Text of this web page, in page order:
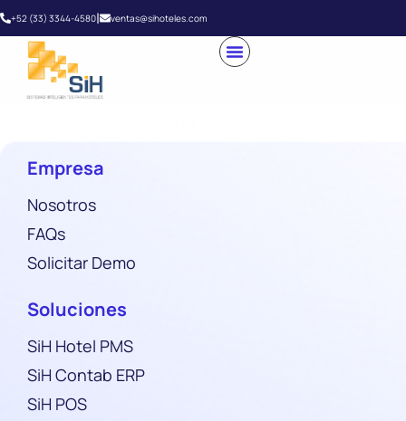
+52 (33) 3344-4580| ventas@sihoteles.com
Empresa
Nosotros
FAQs
Solicitar Demo
Soluciones
SiH Hotel PMS
SiH Contab ERP
SiH POS